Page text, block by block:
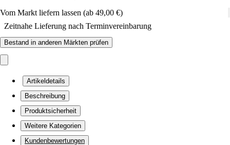
Vom Markt liefern lassen (ab 49,00 €)
Zeitnahe Lieferung nach Terminvereinbarung
Bestand in anderen Märkten prüfen
Artikeldetails
Beschreibung
Produktsicherheit
Weitere Kategorien
Kundenbewertungen